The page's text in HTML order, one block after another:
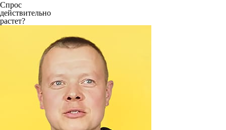
Спрос
действительно
растет?